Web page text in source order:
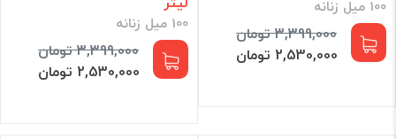
100 میل زنانه
3,399,000 تومان
2,530,000 تومان
100 میل زنانه
3,399,000 تومان
2,530,000 تومان